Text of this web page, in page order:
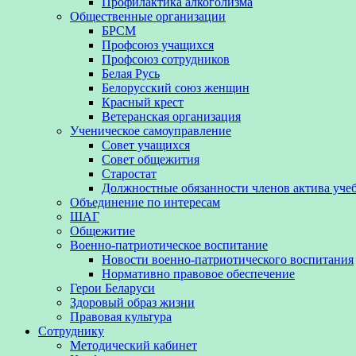
Общественные организации
БРСМ
Профсоюз учащихся
Профсоюз сотрудников
Белая Русь
Белорусский союз женщин
Красный крест
Ветеранская организация
Ученическое самоуправление
Совет учащихся
Совет общежития
Старостат
Должностные обязанности членов актива
Объединение по интересам
ШАГ
Общежитие
Военно-патриотическое воспитание
Новости военно-патриотического воспитания
Нормативно правовое обеспечение
Герои Беларуси
Здоровый образ жизни
Правовая культура
Сотруднику
Методический кабинет